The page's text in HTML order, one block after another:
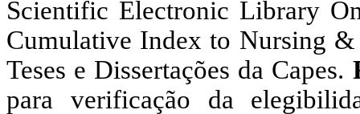
Scientific Electronic Library
Cumulative Index to Nursing
Teses e Dissertações da Capes.
para verificação da